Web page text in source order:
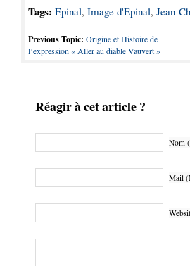
Tags: Epinal, Image d'Epinal, Jean-
Previous Topic: Origine et Histoire de
l’expression « Aller au diable Vauvert »
Réagir à cet article ?
Nom
Mail